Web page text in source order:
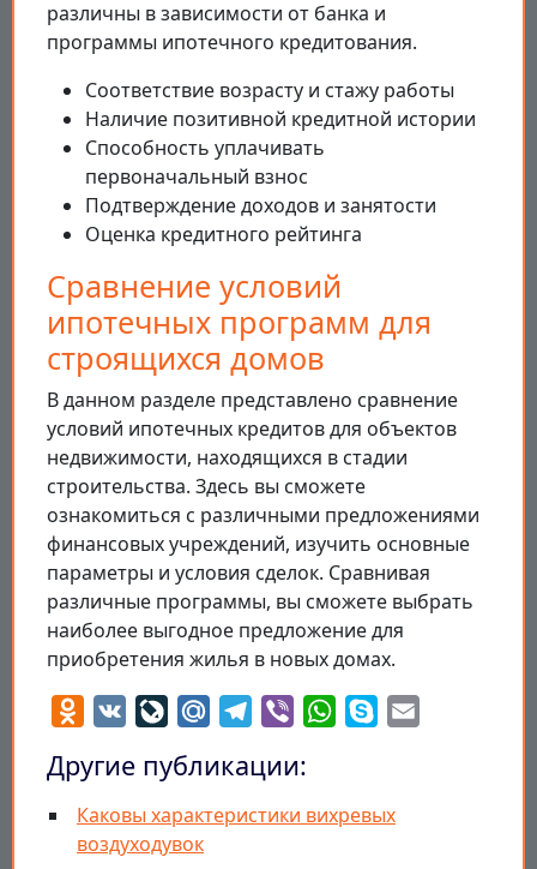
различны в зависимости от банка и
программы ипотечного кредитования.
Соответствие возрасту и стажу работы
Наличие позитивной кредитной истории
Способность уплачивать
первоначальный взнос
Подтверждение доходов и занятости
Оценка кредитного рейтинга
Сравнение условий
ипотечных программ для
строящихся домов
В данном разделе представлено сравнение
условий ипотечных кредитов для объектов
недвижимости, находящихся в стадии
строительства. Здесь вы сможете
ознакомиться с различными предложениями
финансовых учреждений, изучить основные
параметры и условия сделок. Сравнивая
различные программы, вы сможете выбрать
наиболее выгодное предложение для
приобретения жилья в новых домах.
Odnoklassniki
VK LiveJournal
Mail.RuTelegram
Viber WhatsApp
Skype
Другие публикации:
Каковы характеристики вихревых
воздуходувок